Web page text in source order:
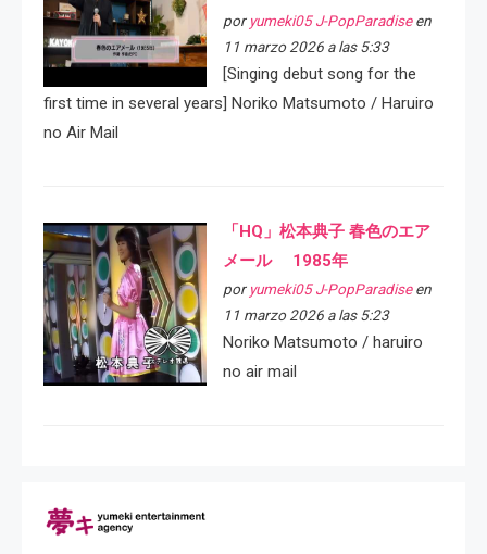
por yumeki05 J-PopParadiseen
11 marzo 2026 a las 5:33
[Singing debut song for the
first time in several years] Noriko Matsumoto / Haruiro
no Air Mail
「HQ」松本典子 春色のエア
メール 1985年
por yumeki05 J-PopParadiseen
11 marzo 2026 a las 5:23
Noriko Matsumoto / haruiro
no air mail